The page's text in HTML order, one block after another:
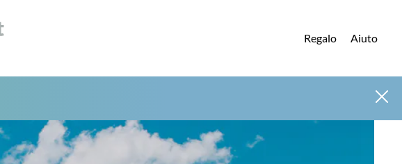
Regalo Aiuto